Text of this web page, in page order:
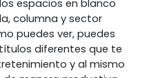
espacios en blanco
columna y sector
puedes ver, puedes
diferentes que te
y al mismo